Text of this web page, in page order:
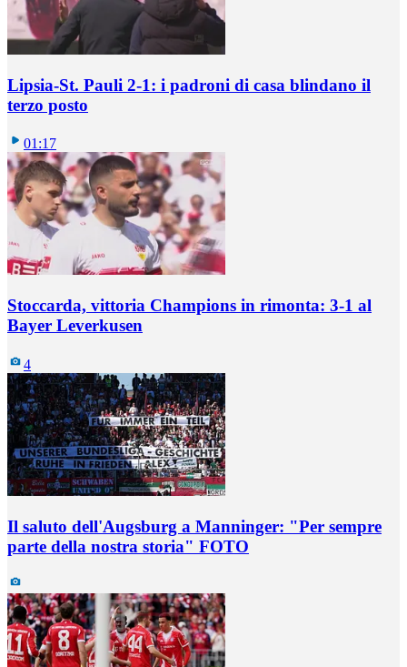
Lipsia-St. Pauli 2-1: i padroni di casa blindano il
terzo posto
01:17
Stoccarda, vittoria Champions in rimonta: 3-1 al
Bayer Leverkusen
4
Il saluto dell'Augsburg a Manninger: "Per sempre
parte della nostra storia" FOTO